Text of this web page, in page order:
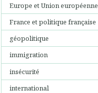
Europe et Union européenne
France et politique française
géopolitique
immigration
insécurité
international